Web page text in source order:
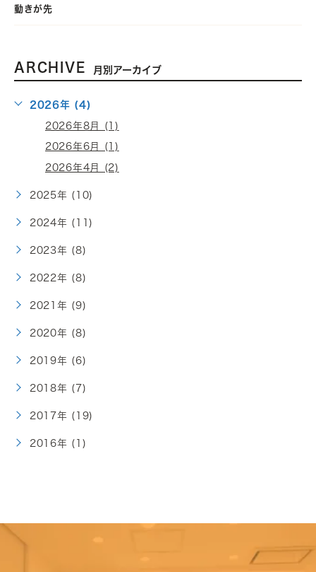
動きが先
ARCHIVE 月別アーカイブ
2026年 (4)
2026年8月 (1)
2026年6月 (1)
2026年4月 (2)
2025年 (10)
2024年 (11)
2023年 (8)
2022年 (8)
2021年 (9)
2020年 (8)
2019年 (6)
2018年 (7)
2017年 (19)
2016年 (1)